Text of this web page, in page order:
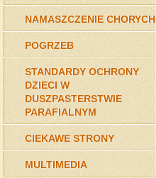
NAMASZCZENIE CHORYCH
POGRZEB
STANDARDY OCHRONY
DZIECI W
DUSZPASTERSTWIE
PARAFIALNYM
CIEKAWE STRONY
MULTIMEDIA